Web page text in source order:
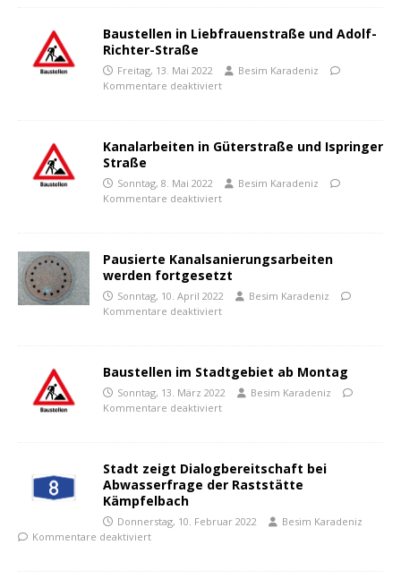
Baustellen in Liebfrauenstraße und Adolf-
Richter-Straße
Freitag, 13. Mai 2022
Besim Karadeniz
Kommentare deaktiviert
Kanalarbeiten in Güterstraße und Ispringer
Straße
Sonntag, 8. Mai 2022
Besim Karadeniz
Kommentare deaktiviert
Pausierte Kanalsanierungsarbeiten
werden fortgesetzt
Sonntag, 10. April 2022
Besim Karadeniz
Kommentare deaktiviert
Baustellen im Stadtgebiet ab Montag
Sonntag, 13. März 2022
Besim Karadeniz
Kommentare deaktiviert
Stadt zeigt Dialogbereitschaft bei
Abwasserfrage der Raststätte
Kämpfelbach
Donnerstag, 10. Februar 2022
Besim Karadeniz
Kommentare deaktiviert